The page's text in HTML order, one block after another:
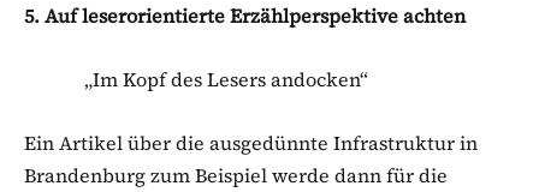
5. Auf leserorientierte Erzählperspektive achten
„Im Kopf des Lesers andocken“
Ein Artikel über die ausgedünnte Infrastruktur in
Brandenburg zum Beispiel werde dann für die